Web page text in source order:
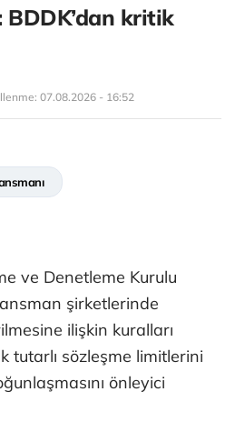
kritik
07.08.2026 - 16:52
ve Denetleme Kurulu
şirketlerinde
ilişkin kuralları
tutarlı sözleşme limitlerini
önleyici